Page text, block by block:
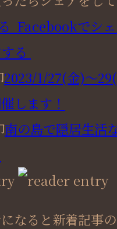
Facebookでシ
る
2023/1/27(金)～
します！
南の島で隠居生活
なると新着記事